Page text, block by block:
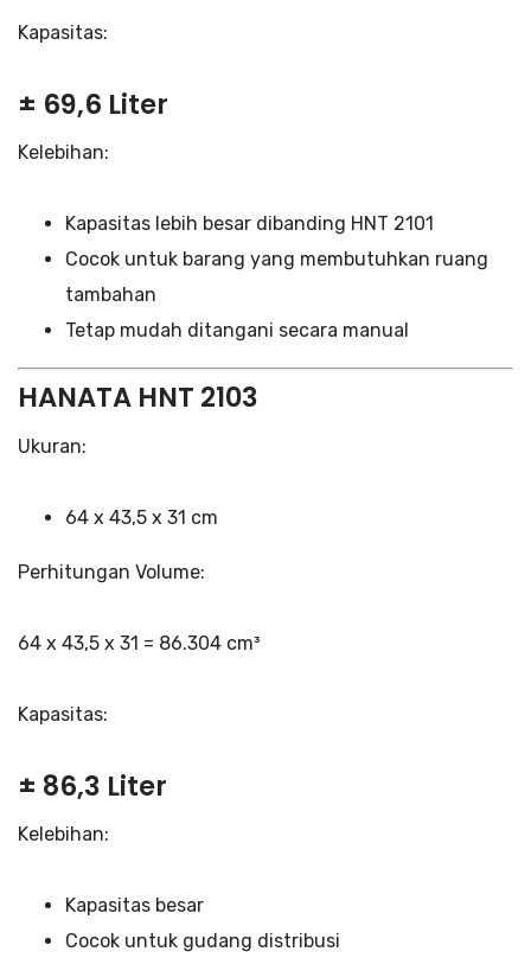
Kapasitas:
± 69,6 Liter
Kelebihan:
Kapasitas lebih besar dibanding HNT 2101
Cocok untuk barang yang membutuhkan ruang
tambahan
Tetap mudah ditangani secara manual
HANATA HNT 2103
Ukuran:
64 x 43,5 x 31 cm
Perhitungan Volume:
64 x 43,5 x 31 = 86.304 cm³
Kapasitas:
± 86,3 Liter
Kelebihan:
Kapasitas besar
Cocok untuk gudang distribusi